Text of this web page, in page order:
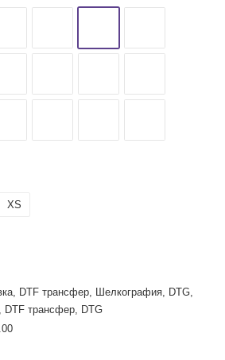
XS
DTF трансфер, Шелкография, DTG,
трансфер, DTG